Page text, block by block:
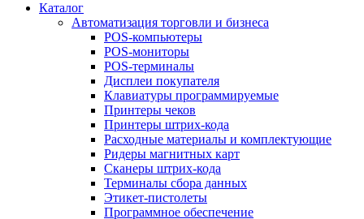
Каталог
Автоматизация торговли и бизнеса
POS-компьютеры
POS-мониторы
POS-терминалы
Дисплеи покупателя
Клавиатуры программируемые
Принтеры чеков
Принтеры штрих-кода
Расходные материалы и комплектующие
Ридеры магнитных карт
Сканеры штрих-кода
Терминалы сбора данных
Этикет-пистолеты
Программное обеспечение